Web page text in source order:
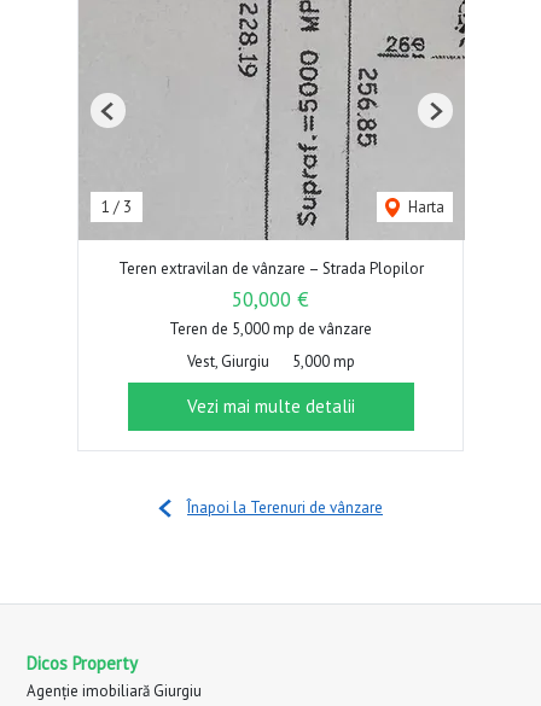
1 / 3 Harta
Previous Next
Teren extravilan de vânzare – Strada Plopilor
50,000 €
Teren de 5,000 mp de vânzare
Vest, Giurgiu
5,000 mp
Vezi mai multe detalii
Înapoi la Terenuri de vânzare
Dicos Property
Agenție imobiliară Giurgiu